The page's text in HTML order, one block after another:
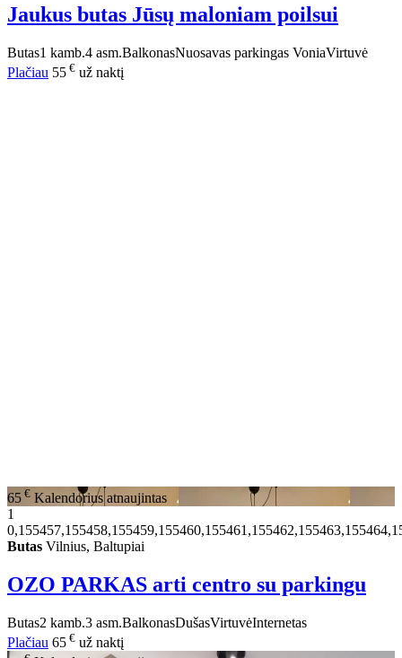
Jaukus butas Jūsų maloniam poilsui
Butas1 kamb.4 asm.BalkonasNuosavas parkingas VoniaVirtuvė
Plačiau 55 € už naktį
65 € Kalendorius atnaujintas
1
Butas Vilnius, Baltupiai
OZO PARKAS arti centro su parkingu
Butas2 kamb.3 asm.BalkonasDušasVirtuvėInternetas
Plačiau 65 € už naktį